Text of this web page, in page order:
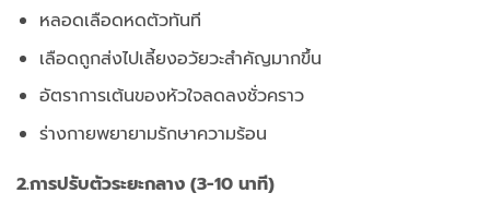
หลอดเลือดหดตัวทันที
เลือดถูกส่งไปเลี้ยงอวัยวะสำคัญมากขึ้น
อัตราการเต้นของหัวใจลดลงชั่วคราว
ร่างกายพยายามรักษาความร้อน
2.การปรับตัวระยะกลาง (3-10 นาที)